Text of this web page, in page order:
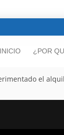
INICIO ¿POR
el